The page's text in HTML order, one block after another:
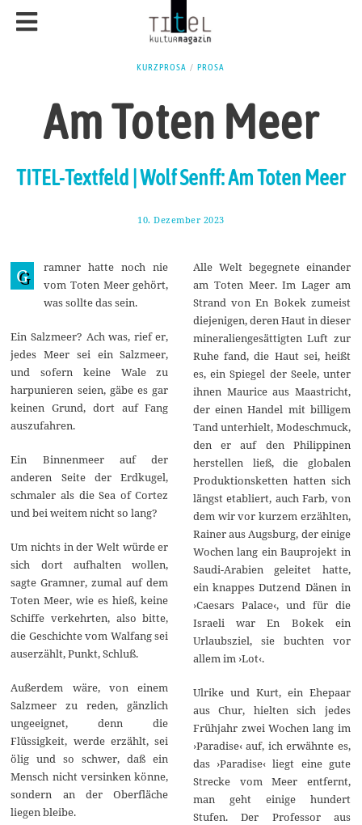
KURZPROSA / PROSA
Am Toten Meer
TITEL-Textfeld | Wolf Senff: Am Toten Meer
10. Dezember 2023
e
z
e
m
b
e
r
2
2
3
G
ramner hatte noch nie
vom Toten Meer gehört,
was sollte das sein.
Ein Salzmeer? Ach was, rief er,
jedes Meer sei ein Salzmeer,
und sofern keine Wale zu
harpunieren seien, gäbe es gar
keinen Grund, dort auf Fang
auszufahren.
Ein Binnenmeer auf der
anderen Seite der Erdkugel,
schmaler als die Sea of Cortez
und bei weitem nicht so lang?
Um nichts in der Welt würde er
sich dort aufhalten wollen,
sagte Gramner, zumal auf dem
Toten Meer, wie es hieß, keine
Schiffe verkehrten, also bitte,
die Geschichte vom Walfang sei
auserzählt, Punkt, Schluß.
Außerdem wäre, von einem
Salzmeer zu reden, gänzlich
ungeeignet, denn die
Flüssigkeit, werde erzählt, sei
ölig und so schwer, daß ein
Mensch nicht versinken könne,
sondern an der Oberfläche
liegen bleibe.
Alle Welt begegnete einander
am Toten Meer. Im Lager am
Strand von En Bokek zumeist
diejenigen, deren Haut in dieser
mineraliengesättigten Luft zur
Ruhe fand, die Haut sei, heißt
es, ein Spiegel der Seele, unter
ihnen Maurice aus Maastricht,
der einen Handel mit billigem
Tand unterhielt, Modeschmuck,
den er auf den Philippinen
herstellen ließ, die globalen
Produktionsketten hatten sich
längst etabliert, auch Farb, von
dem wir vor kurzem erzählten,
Rainer aus Augsburg, der einige
Wochen lang ein Bauprojekt in
Saudi-Arabien geleitet hatte,
ein knappes Dutzend Dänen in
›Caesars Palace‹, und für die
Israeli war En Bokek ein
Urlaubsziel, sie buchten vor
allem im ›Lot‹.
Ulrike und Kurt, ein Ehepaar
aus Chur, hielten sich jedes
Frühjahr zwei Wochen lang im
›Paradise‹ auf, ich erwähnte es,
das ›Paradise‹ liegt eine gute
Strecke vom Meer entfernt,
man geht einige hundert
Stufen. Der Professor aus